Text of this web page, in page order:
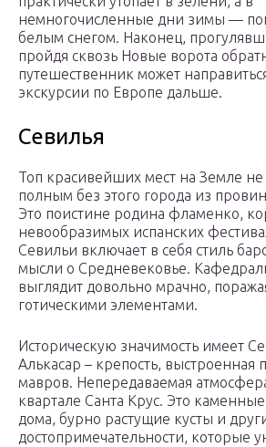
немногочисленные дни зимы —
белым снегом. Наконец,
пройдя сквозь Новые ворота
путешественник может
экскурсии по Европе дальше.
Севилья
Топ красивейших мест на Земле
полным без этого города из
Это поистине родина фламенко,
невообразимых испанских
Севильи включает в себя стиль
мысли о Средневековье.
выглядит довольно мрачно,
готическими элементами.
Историческую значимость имеет
Алькасар – крепость, выстроенная
мавров. Непередаваемая
квартале Санта Крус. Это
дома, бурно растущие кусты и
достопримечательности, которые